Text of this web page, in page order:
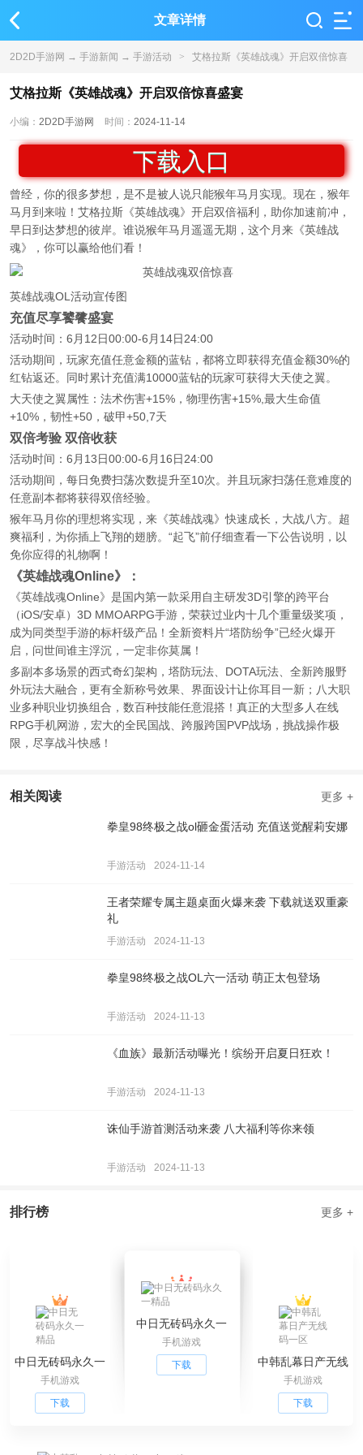
文章详情
2D2D手游网 → 手游新闻 → 手游活动 > 艾格拉斯《英雄战魂》开启双倍惊喜
盛宴
艾格拉斯《英雄战魂》开启双倍惊喜盛宴
小编： 2D2D手游网 时间： 2024-11-14
下载入口
曾经，你的很多梦想，是不是被人说只能猴年马月实现。现在，猴年
马月到来啦！艾格拉斯《英雄战魂》开启双倍福利，助你加速前冲，
早日到达梦想的彼岸。谁说猴年马月遥遥无期，这个月来《英雄战
魂》，你可以赢给他们看！
英雄战魂OL活动宣传图
充值尽享饕餮盛宴
活动时间：6月12日00:00-6月14日24:00
活动期间，玩家充值任意金额的蓝钻，都将立即获得充值金额30%的
红钻返还。同时累计充值满10000蓝钻的玩家可获得大天使之翼。
大天使之翼属性：法术伤害+15%，物理伤害+15%,最大生命值
+10%，韧性+50，破甲+50,7天
双倍考验 双倍收获
活动时间：6月13日00:00-6月16日24:00
活动期间，每日免费扫荡次数提升至10次。并且玩家扫荡任意难度的
任意副本都将获得双倍经验。
猴年马月你的理想将实现，来《英雄战魂》快速成长，大战八方。超
爽福利，为你插上飞翔的翅膀。“起飞”前仔细查看一下公告说明，以
免你应得的礼物啊！
《英雄战魂Online》：
《英雄战魂Online》是国内第一款采用自主研发3D引擎的跨平台
（iOS/安卓）3D MMOARPG手游，荣获过业内十几个重量级奖项，
成为同类型手游的标杆级产品！全新资料片“塔防纷争”已经火爆开
启，问世间谁主浮沉，一定非你莫属！
多副本多场景的西式奇幻架构，塔防玩法、DOTA玩法、全新跨服野
外玩法大融合，更有全新称号效果、界面设计让你耳目一新；八大职
业多种职业切换组合，数百种技能任意混搭！真正的大型多人在线
RPG手机网游，宏大的全民国战、跨服跨国PVP战场，挑战操作极
限，尽享战斗快感！
相关阅读 更多 +
拳皇98终极之战ol砸金蛋活动 充值送觉醒莉安娜
手游活动 2024-11-14
王者荣耀专属主题桌面火爆来袭 下载就送双重豪
礼
手游活动 2024-11-13
拳皇98终极之战OL六一活动 萌正太包登场
手游活动 2024-11-13
《血族》最新活动曝光！缤纷开启夏日狂欢！
手游活动 2024-11-13
诛仙手游首测活动来袭 八大福利等你来领
手游活动 2024-11-13
排行榜 更多 +
中日无砖码永久一
精品
手机游戏
下载
中日无砖码永久一
精品
手机游戏
下载
中韩乱幕日产无线
码一区
手机游戏
下载